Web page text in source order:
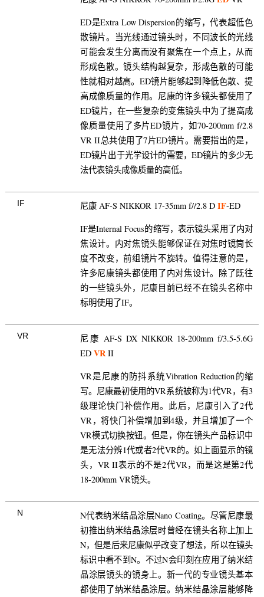
ED是Extra Low Dispersion的缩写，代表超低色
散镜片。当光线通过镜头时，不同波长的光线
可能会发生分离而没有聚焦在一个点上，从而
形成色散。镜头结构越复杂，形成色散的可能
性就相对越高。ED镜片能够起到降低色散、提
高成像质量的作用。尼康的许多镜头都使用了
ED镜片，在一些复杂的变焦镜头中为了提高成
像质量使用了多片ED镜片，如70-200mm f/2.8
VR II总共使用了7片ED镜片。需要指出的是，
ED镜片出于光学设计的需要，ED镜片的多少无
法代表镜头成像质量的高低。
IF 尼康 AF-S NIKKOR 17-35mm f//2.8 D IF-ED
IF是Internal Focus的缩写，表示镜头采用了内对
焦设计。内对焦镜头能够保证在对焦时镜筒长
度不改变，前组镜片不旋转。值得注意的是，
许多尼康镜头都使用了内对焦设计。除了既往
的一些镜头外，尼康目前已经不在镜头名称中
标明使用了IF。
VR
尼康 AF-S DX NIKKOR 18-200mm f/3.5-5.6G
ED VRII
VR是尼康的防抖系统Vibration Reduction的缩
写。尼康最初使用的VR系统被称为1代VR，有3
级理论快门补偿作用。此后，尼康引入了2代
VR，将快门补偿增加到4级，并且增加了一个
VR模式切换按钮。但是，你在镜头产品标识中
是无法分辨1代或者2代VR的。如上面显示的镜
头，VR II表示的不是2代VR，而是这是第2代
18-200mm VR镜头。
N
N代表纳米结晶涂层Nano Coating。尽管尼康最
初推出纳米结晶涂层时曾经在镜头名称上加上
N，但是后来尼康似乎改变了想法，所以在镜头
标识中看不到N。不过N会印刻在应用了纳米结
晶涂层镜头的镜身上。新一代的专业镜头基本
都使用了纳米结晶涂层。纳米结晶涂层能够降